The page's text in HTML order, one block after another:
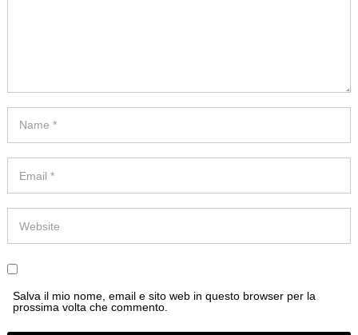
Salva il mio nome, email e sito web in questo browser per la
prossima volta che commento.